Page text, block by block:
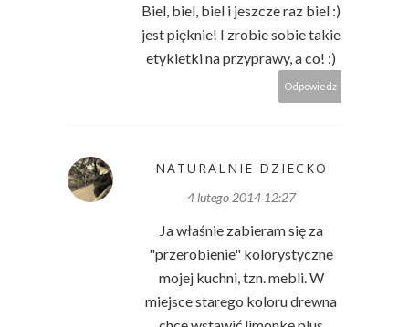
Biel, biel, biel i jeszcze raz biel :)
jest pięknie! I zrobie sobie takie
etykietki na przyprawy, a co! :)
Odpowiedz
NATURALNIE DZIECKO
4 lutego 2014 12:27
Ja właśnie zabieram się za
"przerobienie" kolorystyczne
mojej kuchni, tzn. mebli. W
miejsce starego koloru drewna